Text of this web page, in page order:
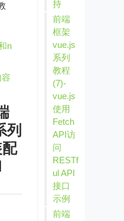
n
列
持
前端
框架
vue.js
系列
教程
(7)-
vue.js
使用
Fetch
API访
问
RESTf
ul API
接口
示例
前端